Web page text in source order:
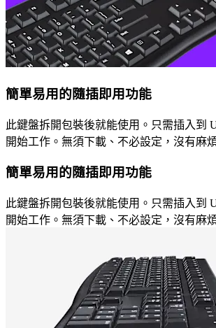
簡單易用的隨插即用功能
此鍵盤拆開包裝後就能使用。只需插入到
開始工作。無須下載、不必設定，沒有麻
簡單易用的隨插即用功能
此鍵盤拆開包裝後就能使用。只需插入到
開始工作。無須下載、不必設定，沒有麻